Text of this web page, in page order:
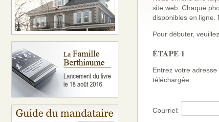
site web. Chaque
disponibles en ligne.
Pour débuter,
ÉTAPE 1
Entrez votre
téléchargée.
Courriel: